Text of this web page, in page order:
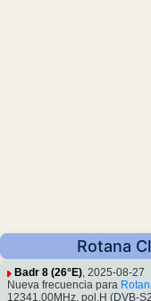
Rotana
Badr 8 (26°E), 2025-08-27
Nueva frecuencia para
12341.00MHz, pol.H (DVB-